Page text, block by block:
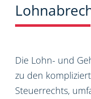
Die Lohn- und
zu den
Steuerrechts,